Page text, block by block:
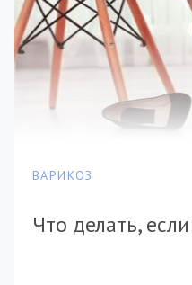
ВАРИКОЗ
Что делать,